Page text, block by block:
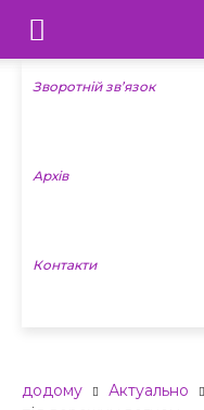
Телебачення
«Капрі»
Новини
Зворотній зв’язок
Архів
Контакти
додому Актуально